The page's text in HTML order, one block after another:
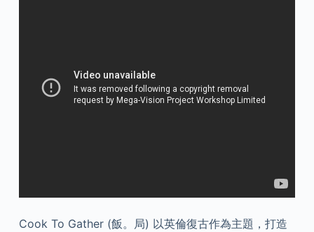
Cook To Gather (飯。局) 以英倫復古作為主題，打造